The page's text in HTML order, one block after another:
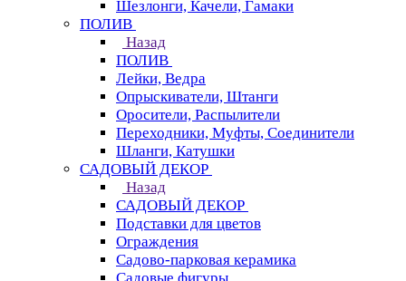
Шезлонги, Качели, Гамаки
ПОЛИВ
Назад
ПОЛИВ
Лейки, Ведра
Опрыскиватели, Штанги
Оросители, Распылители
Переходники, Муфты, Соединители
Шланги, Катушки
САДОВЫЙ ДЕКОР
Назад
САДОВЫЙ ДЕКОР
Подставки для цветов
Ограждения
Садово-парковая керамика